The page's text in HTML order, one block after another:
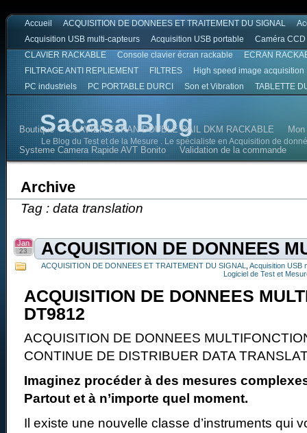
Accueil ACQUISITION DE DONNEES ET TRAITEMENT DU SIGNAL
Acquisition USB multi-capteurs
Acquisition USB portable
Caméra CCD
CLAVIER RACKABLE
Console clavier écran rackable
ECRAN
FILTRAGE ANTI REPLIEMENT
FILTRES
High speed image acquisition
PC industriels
PC PORTABLE DURCI Son et Vibration TABLETTE
Sacasa Blog
Le Blog du Test et de la Mesure . Le spécialiste en Acquisition de
Boutique CLAVIER ECRAN DOUBLE RAIL DKM RACKABLE
Systeme Camera Rapide AVT Bonito
Validation de la commande
Archive
Tag : data translation
ACQUISITION DE DONNEES
Jan
23
ACQUISITION DE DONNEES ET TRAITEMENT DU SIGNAL
Acquisition USB
Logiciel de Test et
ACQUISITION DE DONNEES
DT9812
ACQUISITION DE DONNEES
CONTINUE DE DISTRIBUER DATA
Imaginez procéder à des mesures
Partout et à n’importe quel moment.
Il existe une nouvelle classe d’instruments qui